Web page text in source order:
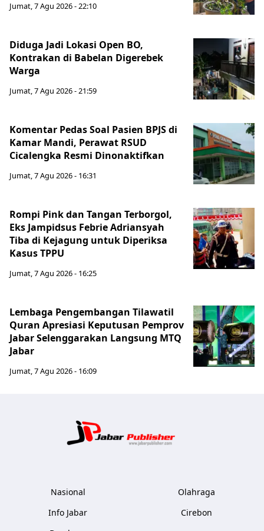
Jumat, 7 Agu 2026 - 22:10
Diduga Jadi Lokasi Open BO,
Kontrakan di Babelan Digerebek
Warga
Jumat, 7 Agu 2026 - 21:59
Komentar Pedas Soal Pasien BPJS di
Kamar Mandi, Perawat RSUD
Cicalengka Resmi Dinonaktifkan
Jumat, 7 Agu 2026 - 16:31
Rompi Pink dan Tangan Terborgol,
Eks Jampidsus Febrie Adriansyah
Tiba di Kejagung untuk Diperiksa
Kasus TPPU
Jumat, 7 Agu 2026 - 16:25
Lembaga Pengembangan Tilawatil
Quran Apresiasi Keputusan Pemprov
Jabar Selenggarakan Langsung MTQ
Jabar
Jumat, 7 Agu 2026 - 16:09
Nasional
Info Jabar
Olahraga
Cirebon